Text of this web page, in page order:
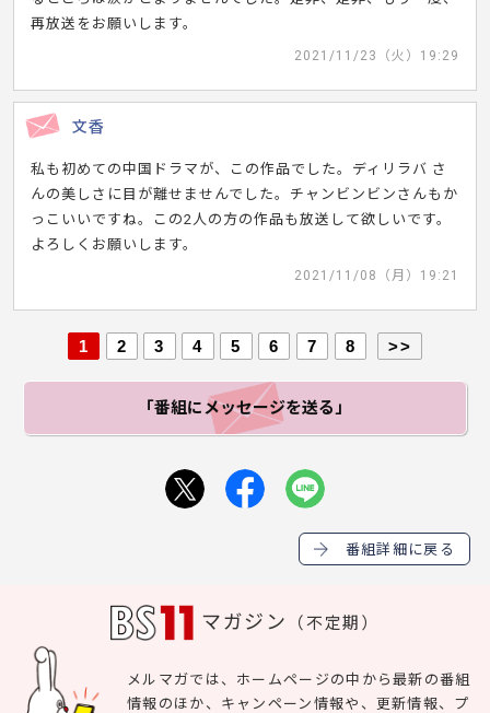
再放送をお願いします。
2021/11/23（火）19:29
文香
私も初めての中国ドラマが、この作品でした。ディリラバ さ
んの美しさに目が離せませんでした。チャンビンビンさんもか
っこいいですね。この2人の方の作品も放送して欲しいです。
よろしくお願いします。
2021/11/08（月）19:21
1 2 3 4 5 6 7 8 >>
「番組にメッセージを送る」
番組詳細に戻る
マガジン （不定期）
メルマガでは、ホームページの中から最新の番組
情報のほか、キャンペーン情報や、更新情報、プ